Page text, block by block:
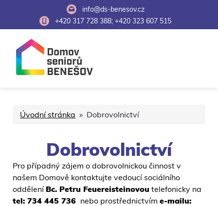
info@ds-benesov.cz
+420 317 728 388; +420 323 607 515
Úvodní stránka » Dobrovolnictví
Dobrovolnictví
Pro případný zájem o dobrovolnickou činnost v
našem Domově kontaktujte vedoucí sociálního
oddělení Bc. Petru Feuereisteinovou telefonicky na
tel: 734 445 736 nebo prostřednictvíme-mailu: